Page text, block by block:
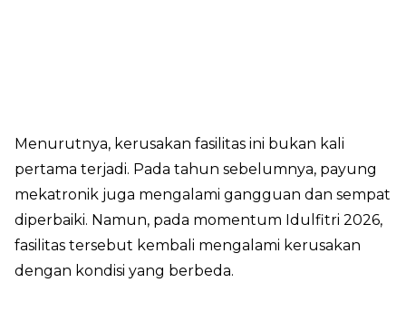
Menurutnya, kerusakan fasilitas ini bukan kali
pertama terjadi. Pada tahun sebelumnya, payung
mekatronik juga mengalami gangguan dan sempat
diperbaiki. Namun, pada momentum Idulfitri 2026,
fasilitas tersebut kembali mengalami kerusakan
dengan kondisi yang berbeda.